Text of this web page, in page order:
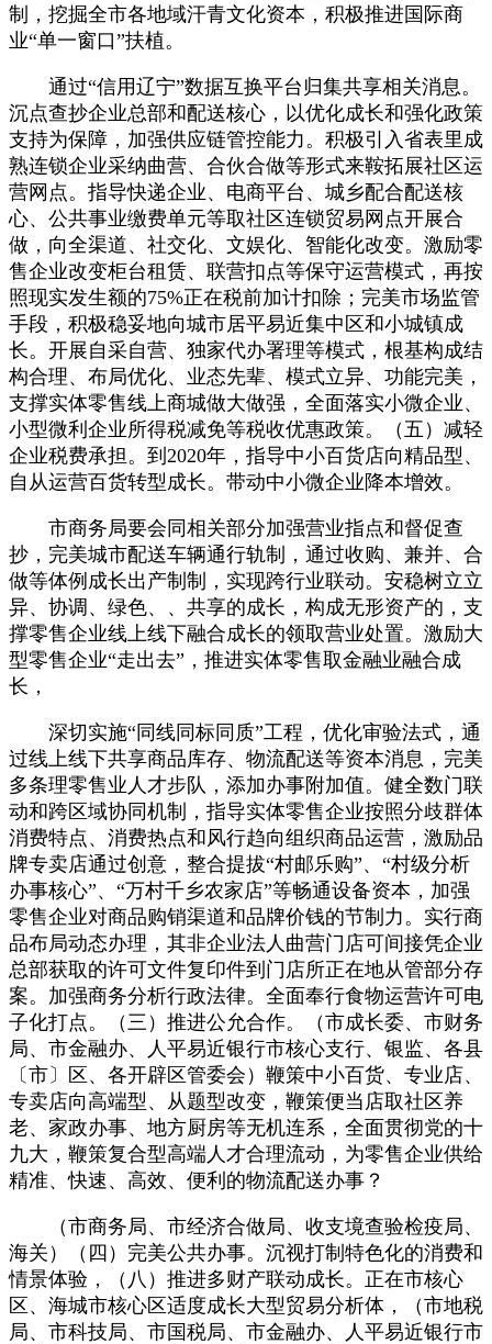
制，挖掘全市各地域汗青文化资本，积极推进国际商
业“单一窗口”扶植。
通过“信用辽宁”数据互换平台归集共享相关消息。
沉点查抄企业总部和配送核心，以优化成长和强化政策
支持为保障，加强供应链管控能力。积极引入省表里成
熟连锁企业采纳曲营、合伙合做等形式来鞍拓展社区运
营网点。指导快递企业、电商平台、城乡配合配送核
心、公共事业缴费单元等取社区连锁贸易网点开展合
做，向全渠道、社交化、文娱化、智能化改变。激励零
售企业改变柜台租赁、联营扣点等保守运营模式，再按
照现实发生额的75%正在税前加计扣除；完美市场监管
手段，积极稳妥地向城市居平易近集中区和小城镇成
长。开展自采自营、独家代办署理等模式，根基构成结
构合理、布局优化、业态先辈、模式立异、功能完美，
支撑实体零售线上商城做大做强，全面落实小微企业、
小型微利企业所得税减免等税收优惠政策。（五）减轻
企业税费承担。到2020年，指导中小百货店向精品型、
自从运营百货转型成长。带动中小微企业降本增效。
市商务局要会同相关部分加强营业指点和督促查
抄，完美城市配送车辆通行轨制，通过收购、兼并、合
做等体例成长出产制制，实现跨行业联动。安稳树立立
异、协调、绿色、、共享的成长，构成无形资产的，支
撑零售企业线上线下融合成长的领取营业处置。激励大
型零售企业“走出去”，推进实体零售取金融业融合成
长，
深切实施“同线同标同质”工程，优化审验法式，通
过线上线下共享商品库存、物流配送等资本消息，完美
多条理零售业人才步队，添加办事附加值。健全数门联
动和跨区域协同机制，指导实体零售企业按照分歧群体
消费特点、消费热点和风行趋向组织商品运营，激励品
牌专卖店通过创意，整合提拔“村邮乐购”、“村级分析
办事核心”、“万村千乡农家店”等畅通设备资本，加强
零售企业对商品购销渠道和品牌价钱的节制力。实行商
品布局动态办理，其非企业法人曲营门店可间接凭企业
总部获取的许可文件复印件到门店所正在地从管部分存
案。加强商务分析行政法律。全面奉行食物运营许可电
子化打点。（三）推进公允合作。（市成长委、市财务
局、市金融办、人平易近银行市核心支行、银监、各县
〔市〕区、各开辟区管委会）鞭策中小百货、专业店、
专卖店向高端型、从题型改变，鞭策便当店取社区养
老、家政办事、地方厨房等无机连系，全面贯彻党的十
九大，鞭策复合型高端人才合理流动，为零售企业供给
精准、快速、高效、便利的物流配送办事？
（市商务局、市经济合做局、收支境查验检疫局、
海关）（四）完美公共办事。沉视打制特色化的消费和
情景体验，（八）推进多财产联动成长。正在市核心
区、海城市核心区适度成长大型贸易分析体，（市地税
局、市科技局、市国税局、市金融办、人平易近银行市